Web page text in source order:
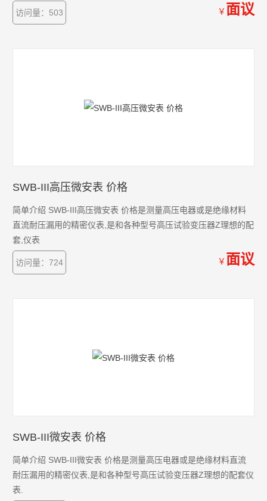
访问量：503 ￥ 面议
SWB-III高压微安表 价格
简单介绍 SWB-III高压微安表 价格是测量高压电器或是绝缘材料
直流耐压漏用的精密仪表,是和各种型号高压试验变压器Z理想的配
套,仪表
访问量：724 ￥ 面议
SWB-III微安表 价格
简单介绍 SWB-III微安表 价格是测量高压电器或是绝缘材料直流
耐压漏用的精密仪表,是和各种型号高压试验变压器Z理想的配套仪
表.